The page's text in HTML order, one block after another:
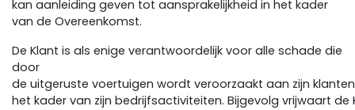
kan aanleiding geven tot aansprakelijkheid in het kader
van de Overeenkomst.
De Klant is als enige verantwoordelijk voor alle schade die
door
de uitgeruste voertuigen wordt veroorzaakt aan zijn
het kader van zijn bedrijfsactiviteiten. Bijgevolg vrijwaart